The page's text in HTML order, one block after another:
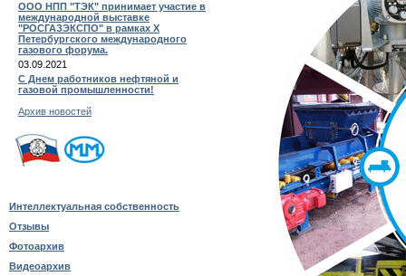
ООО НПП "ТЭК" принимает участие в
международной выставке
"РОСГАЗЭКСПО" в рамках X
Петербургского международного
газового форума.
03.09.2021
С Днем работников нефтяной и
газовой промышленности!
Архив новостей
Интеллектуальная собственность
Отзывы
Фотоархив
Видеоархив